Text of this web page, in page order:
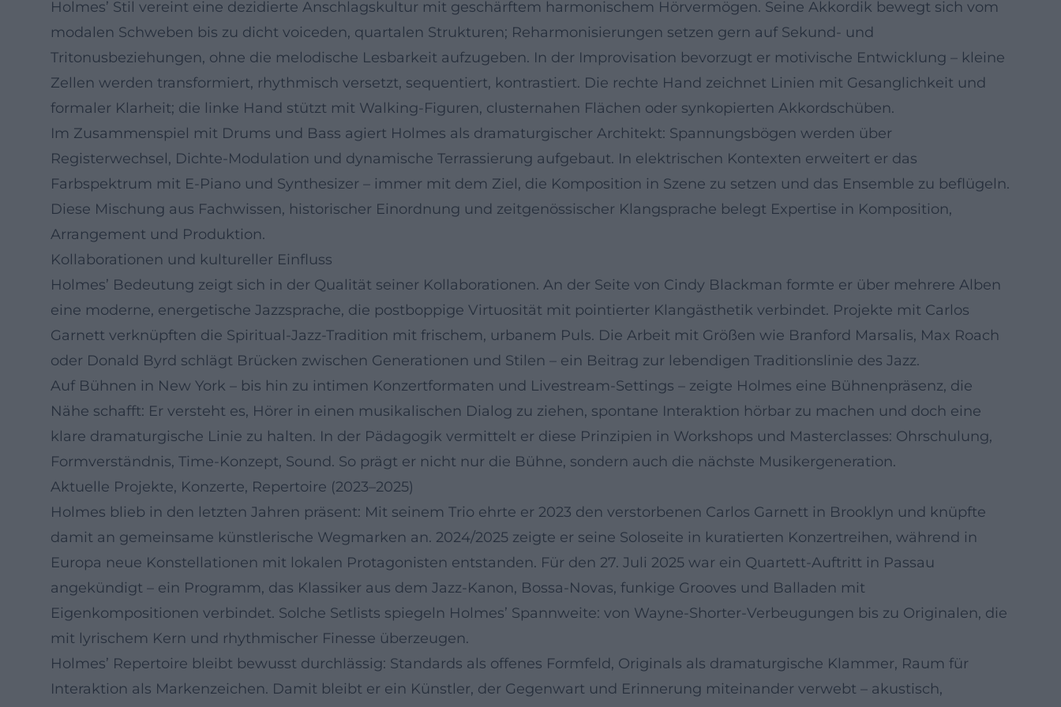
Holmes’ Stil vereint eine dezidierte Anschlagskultur mit geschärftem harmonischem Hörvermögen. Seine Akkordik bewegt sich vom
modalen Schweben bis zu dicht voiceden, quartalen Strukturen; Reharmonisierungen setzen gern auf Sekund‑ und
Tritonusbeziehungen, ohne die melodische Lesbarkeit aufzugeben. In der Improvisation bevorzugt er motivische Entwicklung – kleine
Zellen werden transformiert, rhythmisch versetzt, sequentiert, kontrastiert. Die rechte Hand zeichnet Linien mit Gesanglichkeit und
formaler Klarheit; die linke Hand stützt mit Walking‑Figuren, clusternahen Flächen oder synkopierten Akkordschüben.
Im Zusammenspiel mit Drums und Bass agiert Holmes als dramaturgischer Architekt: Spannungsbögen werden über
Registerwechsel, Dichte‑Modulation und dynamische Terrassierung aufgebaut. In elektrischen Kontexten erweitert er das
Farbspektrum mit E‑Piano und Synthesizer – immer mit dem Ziel, die Komposition in Szene zu setzen und das Ensemble zu beflügeln.
Diese Mischung aus Fachwissen, historischer Einordnung und zeitgenössischer Klangsprache belegt Expertise in Komposition,
Arrangement und Produktion.
Kollaborationen und kultureller Einfluss
Holmes’ Bedeutung zeigt sich in der Qualität seiner Kollaborationen. An der Seite von Cindy Blackman formte er über mehrere Alben
eine moderne, energetische Jazzsprache, die postboppige Virtuosität mit pointierter Klangästhetik verbindet. Projekte mit Carlos
Garnett verknüpften die Spiritual‑Jazz‑Tradition mit frischem, urbanem Puls. Die Arbeit mit Größen wie Branford Marsalis, Max Roach
oder Donald Byrd schlägt Brücken zwischen Generationen und Stilen – ein Beitrag zur lebendigen Traditionslinie des Jazz.
Auf Bühnen in New York – bis hin zu intimen Konzertformaten und Livestream‑Settings – zeigte Holmes eine Bühnenpräsenz, die
Nähe schafft: Er versteht es, Hörer in einen musikalischen Dialog zu ziehen, spontane Interaktion hörbar zu machen und doch eine
klare dramaturgische Linie zu halten. In der Pädagogik vermittelt er diese Prinzipien in Workshops und Masterclasses: Ohrschulung,
Formverständnis, Time‑Konzept, Sound. So prägt er nicht nur die Bühne, sondern auch die nächste Musikergeneration.
Aktuelle Projekte, Konzerte, Repertoire (2023–2025)
Holmes blieb in den letzten Jahren präsent: Mit seinem Trio ehrte er 2023 den verstorbenen Carlos Garnett in Brooklyn und knüpfte
damit an gemeinsame künstlerische Wegmarken an. 2024/2025 zeigte er seine Soloseite in kuratierten Konzertreihen, während in
Europa neue Konstellationen mit lokalen Protagonisten entstanden. Für den 27. Juli 2025 war ein Quartett‑Auftritt in Passau
angekündigt – ein Programm, das Klassiker aus dem Jazz‑Kanon, Bossa‑Novas, funkige Grooves und Balladen mit
Eigenkompositionen verbindet. Solche Setlists spiegeln Holmes’ Spannweite: von Wayne‑Shorter‑Verbeugungen bis zu Originalen, die
mit lyrischem Kern und rhythmischer Finesse überzeugen.
Holmes’ Repertoire bleibt bewusst durchlässig: Standards als offenes Formfeld, Originals als dramaturgische Klammer, Raum für
Interaktion als Markenzeichen. Damit bleibt er ein Künstler, der Gegenwart und Erinnerung miteinander verwebt – akustisch,